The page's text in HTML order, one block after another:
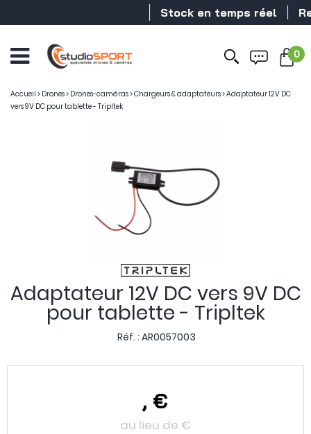
Stock en temps réel
0
Accueil > Drones> Drones-caméras>Chargeurs & adaptateurs>Adaptateur 12V DC
vers 9V DC pour tablette - Tripltek
Adaptateur 12V DC vers 9V DC
pour tablette - Tripltek
Réf. : AR0057003
, €
au lieu de €